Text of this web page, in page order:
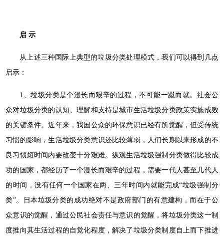
启 示
从上述三种国际上典型的垃圾分类处理模式，我们可以得到几点
启示：
1、垃圾分类是个漫长而艰辛的过程，不可能一蹴而就。社会公
众对垃圾分类的认知、理解和支持是城市生活垃圾分类政策实施成败
的关键条件。近年来，我国公众的环保意识已经有所觉醒，但受传统
习惯的影响，生活垃圾分类意识还比较薄弱，人们长期以来形成的不
良习惯短时间内要改变十分艰难。纵观生活垃圾强制分类做得比较成
功的国家，都经历了一个漫长而艰辛的过程，需要一代人甚至几代人
的时间，没有任何一个国家在两、三年时间内就能完成“垃圾强制分
类”。日本垃圾分类的成功绝对不是政府部门的有意建构，而在于公
众意识的觉醒，通过公民社会责任与意识的觉醒，将垃圾分类这一制
度推向其生活过程的自觉化程度，解决了垃圾分类制度自上而下推进